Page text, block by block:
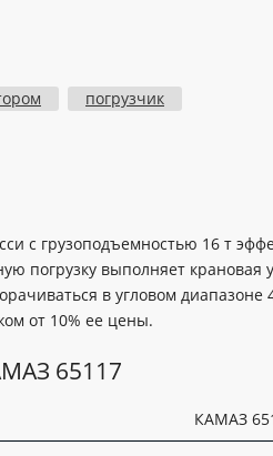
погрузчик
с грузоподъемностью 16 т
погрузку выполняет крановая
в угловом диапазоне
от 10% ее цены.
65117
КАМАЗ